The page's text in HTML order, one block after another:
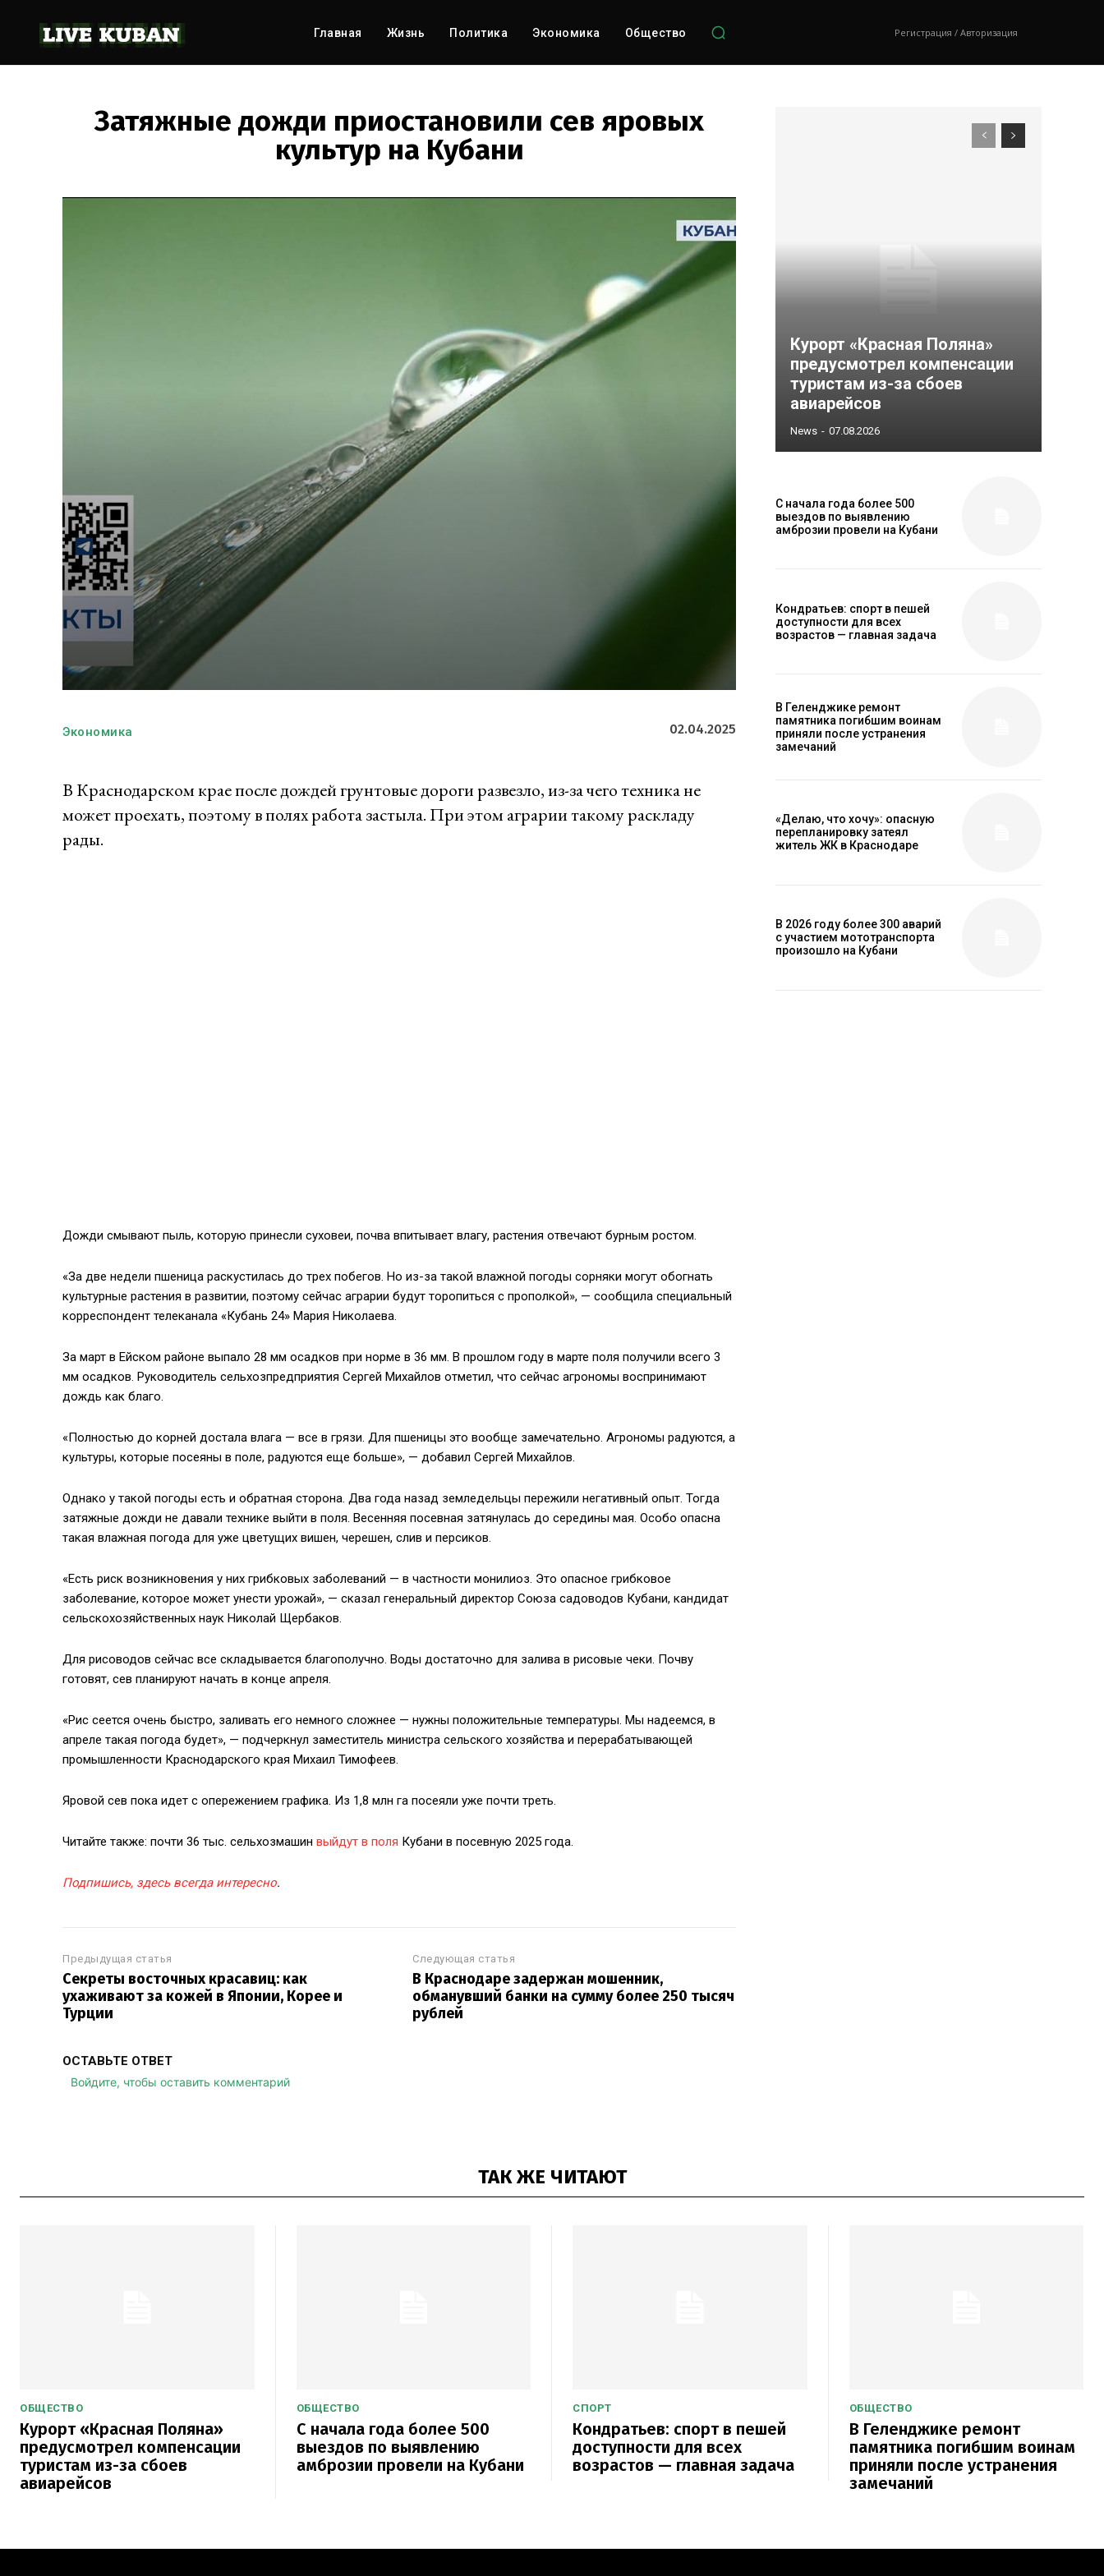
Главная Жизнь Политика Экономика Общество Регистрация / Авторизация
Затяжные дожди приостановили сев яровых
культур на Кубани
Экономика 02.04.2025
В Краснодарском крае после дождей грунтовые дороги развезло, из-за чего техника не
может проехать, поэтому в полях работа застыла. При этом аграрии такому раскладу
рады.
Дожди смывают пыль, которую принесли суховеи, почва впитывает влагу, растения отвечают бурным ростом.
«За две недели пшеница раскустилась до трех побегов. Но из-за такой влажной погоды сорняки могут обогнать
культурные растения в развитии, поэтому сейчас аграрии будут торопиться с прополкой», — сообщила специальный
корреспондент телеканала «Кубань 24» Мария Николаева.
За март в Ейском районе выпало 28 мм осадков при норме в 36 мм. В прошлом году в марте поля получили всего 3
мм осадков. Руководитель сельхозпредприятия Сергей Михайлов отметил, что сейчас агрономы воспринимают
дождь как благо.
«Полностью до корней достала влага — все в грязи. Для пшеницы это вообще замечательно. Агрономы радуются, а
культуры, которые посеяны в поле, радуются еще больше», — добавил Сергей Михайлов.
Однако у такой погоды есть и обратная сторона. Два года назад земледельцы пережили негативный опыт. Тогда
затяжные дожди не давали технике выйти в поля. Весенняя посевная затянулась до середины мая. Особо опасна
такая влажная погода для уже цветущих вишен, черешен, слив и персиков.
«Есть риск возникновения у них грибковых заболеваний — в частности монилиоз. Это опасное грибковое
заболевание, которое может унести урожай», — сказал генеральный директор Союза садоводов Кубани, кандидат
сельскохозяйственных наук Николай Щербаков.
Для рисоводов сейчас все складывается благополучно. Воды достаточно для залива в рисовые чеки. Почву
готовят, сев планируют начать в конце апреля.
«Рис сеется очень быстро, заливать его немного сложнее — нужны положительные температуры. Мы надеемся, в
апреле такая погода будет», — подчеркнул заместитель министра сельского хозяйства и перерабатывающей
промышленности Краснодарского края Михаил Тимофеев.
Яровой сев пока идет с опережением графика. Из 1,8 млн га посеяли уже почти треть.
Читайте также: почти 36 тыс. сельхозмашин выйдут в поля Кубани в посевную 2025 года.
Подпишись, здесь всегда интересно.
Предыдущая статья
Секреты восточных красавиц: как
ухаживают за кожей в Японии, Корее и
Турции
Следующая статья
В Краснодаре задержан мошенник,
обманувший банки на сумму более 250 тысяч
рублей
ОСТАВЬТЕ ОТВЕТ
Войдите, чтобы оставить комментарий
Курорт «Красная Поляна»
предусмотрел компенсации
туристам из-за сбоев
авиарейсов
News - 07.08.2026
С начала года более 500
выездов по выявлению
амброзии провели на Кубани
Кондратьев: спорт в пешей
доступности для всех
возрастов — главная задача
В Геленджике ремонт
памятника погибшим воинам
приняли после устранения
замечаний
«Делаю, что хочу»: опасную
перепланировку затеял
житель ЖК в Краснодаре
В 2026 году более 300 аварий
с участием мототранспорта
произошло на Кубани
ТАК ЖЕ ЧИТАЮТ
ОБЩЕСТВО
Курорт «Красная Поляна»
предусмотрел компенсации
туристам из-за сбоев
авиарейсов
ОБЩЕСТВО
С начала года более 500
выездов по выявлению
амброзии провели на Кубани
СПОРТ
Кондратьев: спорт в пешей
доступности для всех
возрастов — главная задача
ОБЩЕСТВО
В Геленджике ремонт
памятника погибшим воинам
приняли после устранения
замечаний